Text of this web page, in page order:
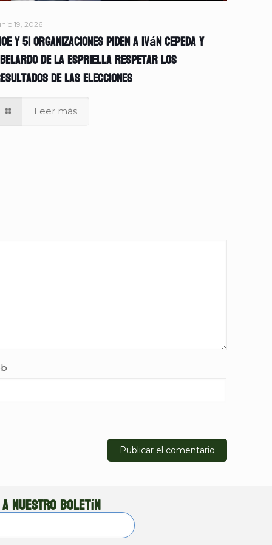
19, 2026
y 51 organizaciones piden a Iván Cepeda y
de la Espriella respetar los
de las elecciones
Leer más
nuestro boletín